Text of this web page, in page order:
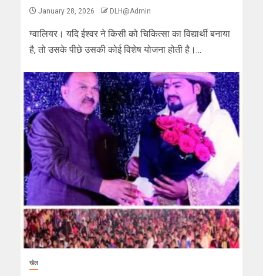
January 28, 2026 DLH@Admin
ग्वालियर। यदि ईश्वर ने किसी को चिकित्सा का विद्यार्थी बनाया
है, तो उसके पीछे उसकी कोई विशेष योजना होती है।...
खेल